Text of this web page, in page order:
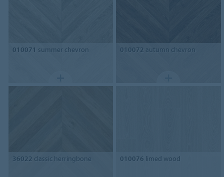
010071 summer chevron 010072 autumn chevron
36022 classic herringbone 010076 limed wood